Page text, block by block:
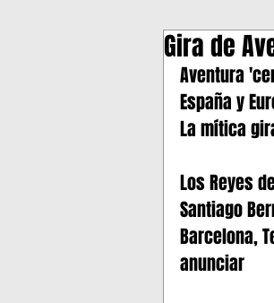
PUERTO
DAVID
NEW
Gira de
Aventura
España y
La mítica
Los Reyes
Santiago
Barcelona,
anunciar